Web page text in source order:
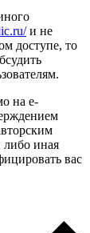
и не
доступе, то
на e-
либо иная
вас